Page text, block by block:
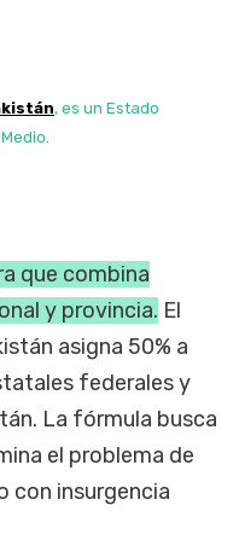
, es un Estado
que combina
y provincia. El
asigna 50% a
federales y
La fórmula busca
el problema de
con insurgencia